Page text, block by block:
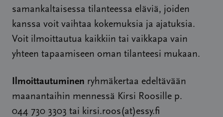
samankaltaisessa tilanteessa eläviä, joiden
kanssa voit vaihtaa kokemuksia ja ajatuksia.
Voit ilmoittautua kaikkiin tai vaikkapa vain
yhteen tapaamiseen oman tilanteesi mukaan.
Ilmoittautuminen ryhmäkertaa edeltävään
maanantaihin mennessä Kirsi Roosille p.
044 730 3303 tai kirsi.roos(at)essy.fi